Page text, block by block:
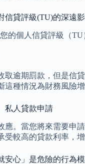
信貸評級(TU)的深遠
的個人信貸評級（
逾期罰款，但是信
種情況為財務風險
私人貸款申請
應。當您將來需要申
較高的貸款利率，增
安心」是危險的行為模